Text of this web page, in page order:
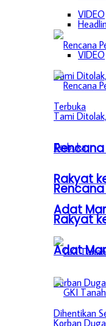
VIDEO
Rakyat
Adat
VIDEO
Rakyat
Adat